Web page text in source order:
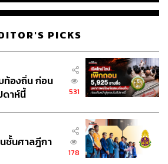
PICKS
ท้องถิ่น ก่อน
ดาห์นี้
531
ชั้นศาลฎีกา
178